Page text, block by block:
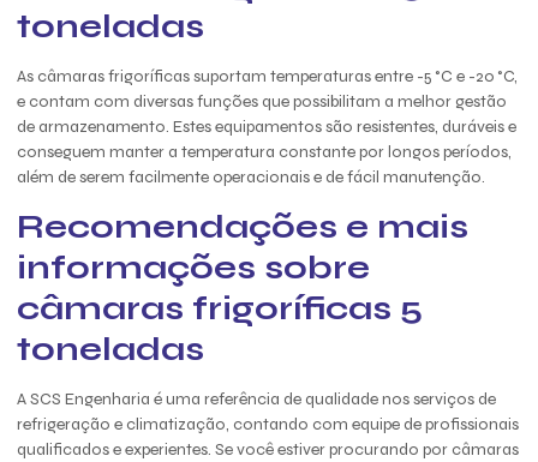
toneladas
As câmaras frigoríficas suportam temperaturas entre -5 °C e -20 °C,
e contam com diversas funções que possibilitam a melhor gestão
de armazenamento. Estes equipamentos são resistentes, duráveis e
conseguem manter a temperatura constante por longos períodos,
além de serem facilmente operacionais e de fácil manutenção.
Recomendações e mais
informações sobre
câmaras frigoríficas 5
toneladas
A SCS Engenharia é uma referência de qualidade nos serviços de
refrigeração e climatização, contando com equipe de profissionais
qualificados e experientes. Se você estiver procurando por câmaras